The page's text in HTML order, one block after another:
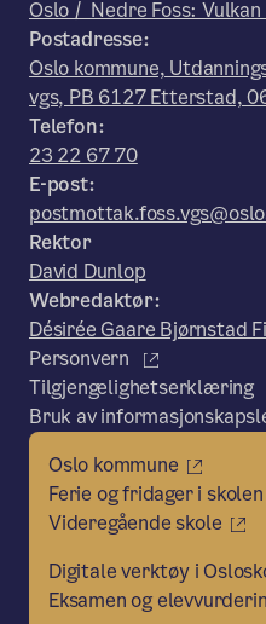
Oslo / Nedre Foss:
Postadresse:
Oslo kommune,
vgs, PB 6127 Etterstad,
Telefon:
23 22 67 70
E-post:
Rektor
David Dunlop
Webredaktør:
Désirée Gaare Bjørnstad
Personvern
Tilgjengelighetserklæring
Bruk av
Oslo kommune
Ferie og fridager i skolen
Videregående skole
Digitale verktøy i
Eksamen og